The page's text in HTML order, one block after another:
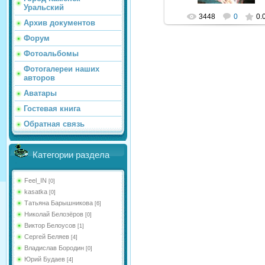
Уральский
Архив документов
Форум
Фотоальбомы
Фотогалереи наших
авторов
Аватары
Гостевая книга
Обратная связь
Категории раздела
Feel_IN [0]
kasatka [0]
Татьяна Барышникова [6]
Николай Белозёров [0]
Виктор Белоусов [1]
Сергей Беляев [4]
Владислав Бородин [0]
Юрий Будаев [4]
3448 0